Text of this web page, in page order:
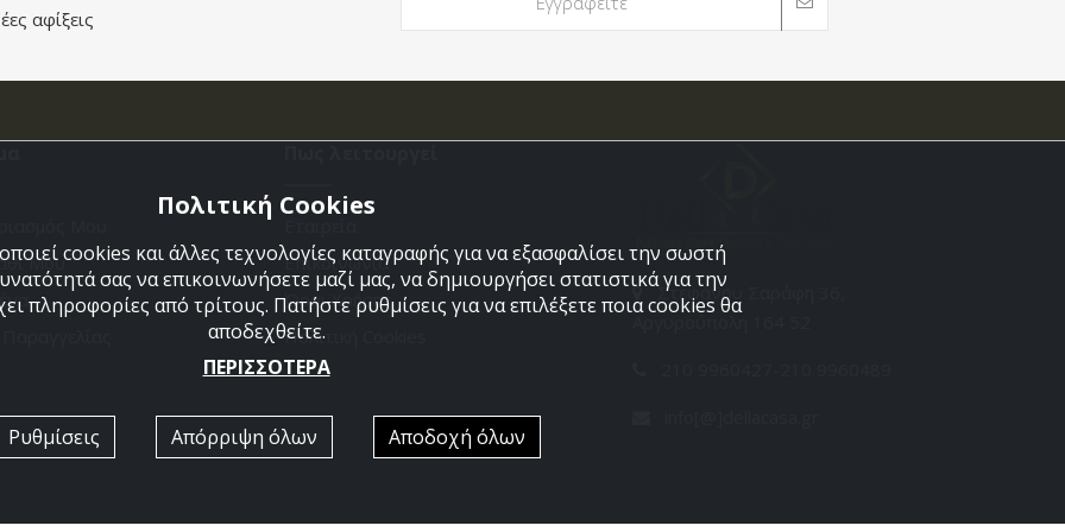
αφίξεις
Μου
Επικοινωνια
Όροι Χρήσης
Πολιτική Cookies
Στεφάνου Σαράφη 36,
Πολιτική Cookies
cookies και άλλες τεχνολογίες καταγραφής για να εξασφαλίσει την σωστή
σας να επικοινωνήσετε μαζί μας, να δημιουργήσει στατιστικά για την
πληροφορίες από τρίτους. Πατήστε ρυθμίσεις για να επιλέξετε ποια cookies θα
αποδεχθείτε.
ΠΕΡΙΣΣΟΤΕΡΑ
Ρυθμίσεις Απόρριψη όλων Αποδοχή όλων